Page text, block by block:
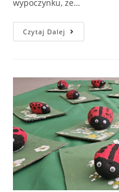
wypoczynku, ze…
Czytaj Dalej